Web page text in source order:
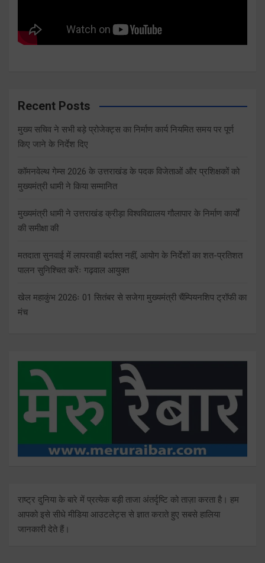
Recent Posts
मुख्य सचिव ने सभी बड़े प्रोजेक्ट्स का निर्माण कार्य नियमित समय पर पूर्ण
किए जाने के निर्देश दिए
कॉमनवेल्थ गेम्स 2026 के उत्तराखंड के पदक विजेताओं और प्रशिक्षकों को
मुख्यमंत्री धामी ने किया सम्मानित
मुख्यमंत्री धामी ने उत्तराखंड क्रीड़ा विश्वविद्यालय गौलापार के निर्माण कार्यों
की समीक्षा की
मतदाता सुनवाई में लापरवाही बर्दाश्त नहीं, आयोग के निर्देशों का शत-प्रतिशत
पालन सुनिश्चित करेंः गढ़वाल आयुक्त
खेल महाकुंभ 2026ः 01 सितंबर से सजेगा मुख्यमंत्री चैंम्पियनशिप ट्रॉफी का
मंच
राष्ट्र दुनिया के बारे में प्रत्येक बड़ी ताजा अंतर्दृष्टि को ताज़ा करता है। हम
आपको इसे सीधे मीडिया आउटलेट्स से ज्ञात कराते हुए सबसे हालिया
जानकारी देते हैं।